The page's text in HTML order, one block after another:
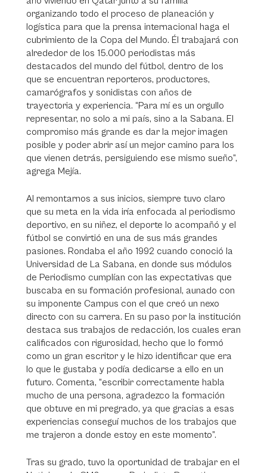
organizando todo el proceso de planeación y
logística para que la prensa internacional haga el
cubrimiento de la Copa del Mundo. Él trabajará con
alrededor de los 15.000 periodistas más
destacados del mundo del fútbol, dentro de los
que se encuentran reporteros, productores,
camarógrafos y sonidistas con años de
trayectoria y experiencia. “Para mí es un orgullo
representar, no solo a mi país, sino a la Sabana. El
compromiso más grande es dar la mejor imagen
posible y poder abrir así un mejor camino para los
que vienen detrás, persiguiendo ese mismo sueño”,
agrega Mejía.
Al remontarnos a sus inicios, siempre tuvo claro
que su meta en la vida iría enfocada al periodismo
deportivo, en su niñez, el deporte lo acompañó y el
fútbol se convirtió en una de sus más grandes
pasiones. Rondaba el año 1992 cuando conoció la
Universidad de La Sabana, en donde sus módulos
de Periodismo cumplían con las expectativas que
buscaba en su formación profesional, aunado con
su imponente Campus con el que creó un nexo
directo con su carrera. En su paso por la institución
destaca sus trabajos de redacción, los cuales eran
calificados con rigurosidad, hecho que lo formó
como un gran escritor y le hizo identificar que era
lo que le gustaba y podía dedicarse a ello en un
futuro. Comenta, “escribir correctamente habla
mucho de una persona, agradezco la formación
que obtuve en mi pregrado, ya que gracias a esas
experiencias conseguí muchos de los trabajos que
me trajeron a donde estoy en este momento”.
Tras su grado, tuvo la oportunidad de trabajar en el